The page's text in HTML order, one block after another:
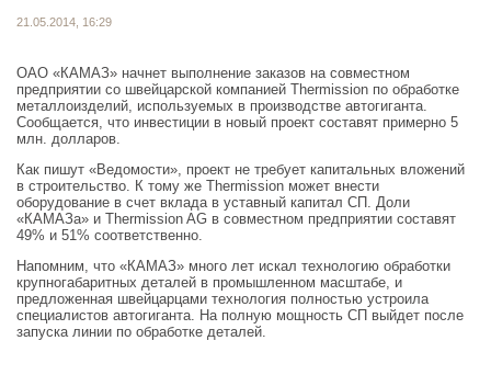
21.05.2014, 16:29
ОАО «КАМАЗ» начнет выполнение заказов на совместном
предприятии со швейцарской компанией Thermission по обработке
металлоизделий, используемых в производстве автогиганта.
Сообщается, что инвестиции в новый проект составят примерно 5
млн. долларов.
Как пишут «Ведомости», проект не требует капитальных вложений
в строительство. К тому же Thermission может внести
оборудование в счет вклада в уставный капитал СП. Доли
«КАМАЗа» и Thermission AG в совместном предприятии составят
49% и 51% соответственно.
Напомним, что «КАМАЗ» много лет искал технологию обработки
крупногабаритных деталей в промышленном масштабе, и
предложенная швейцарцами технология полностью устроила
специалистов автогиганта. На полную мощность СП выйдет после
запуска линии по обработке деталей.